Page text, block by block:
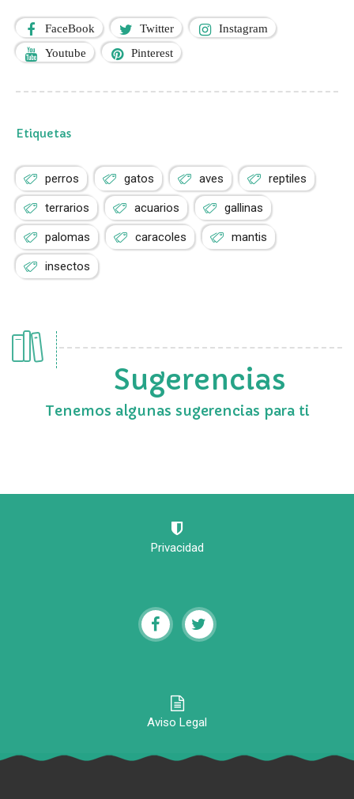
FaceBook Twitter Instagram
Youtube Pinterest
Etiquetas
perros gatos aves reptiles
terrarios acuarios gallinas
palomas caracoles mantis
insectos
Sugerencias
Tenemos algunas sugerencias para ti
Privacidad
Aviso Legal